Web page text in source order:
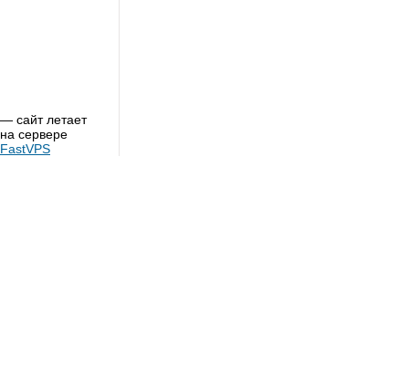
— сайт летает
на сервере
FastVPS